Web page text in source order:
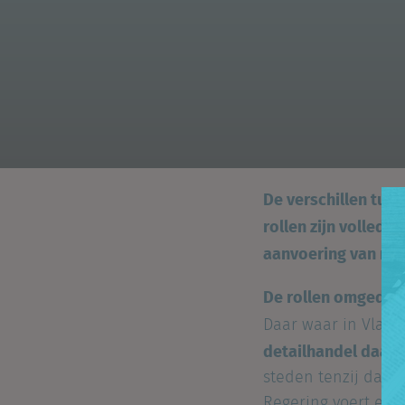
De verschillen
rollen zijn volledig
aanvoering van
De rollen
Daar waar in
detailhandel daar
steden tenzij dat